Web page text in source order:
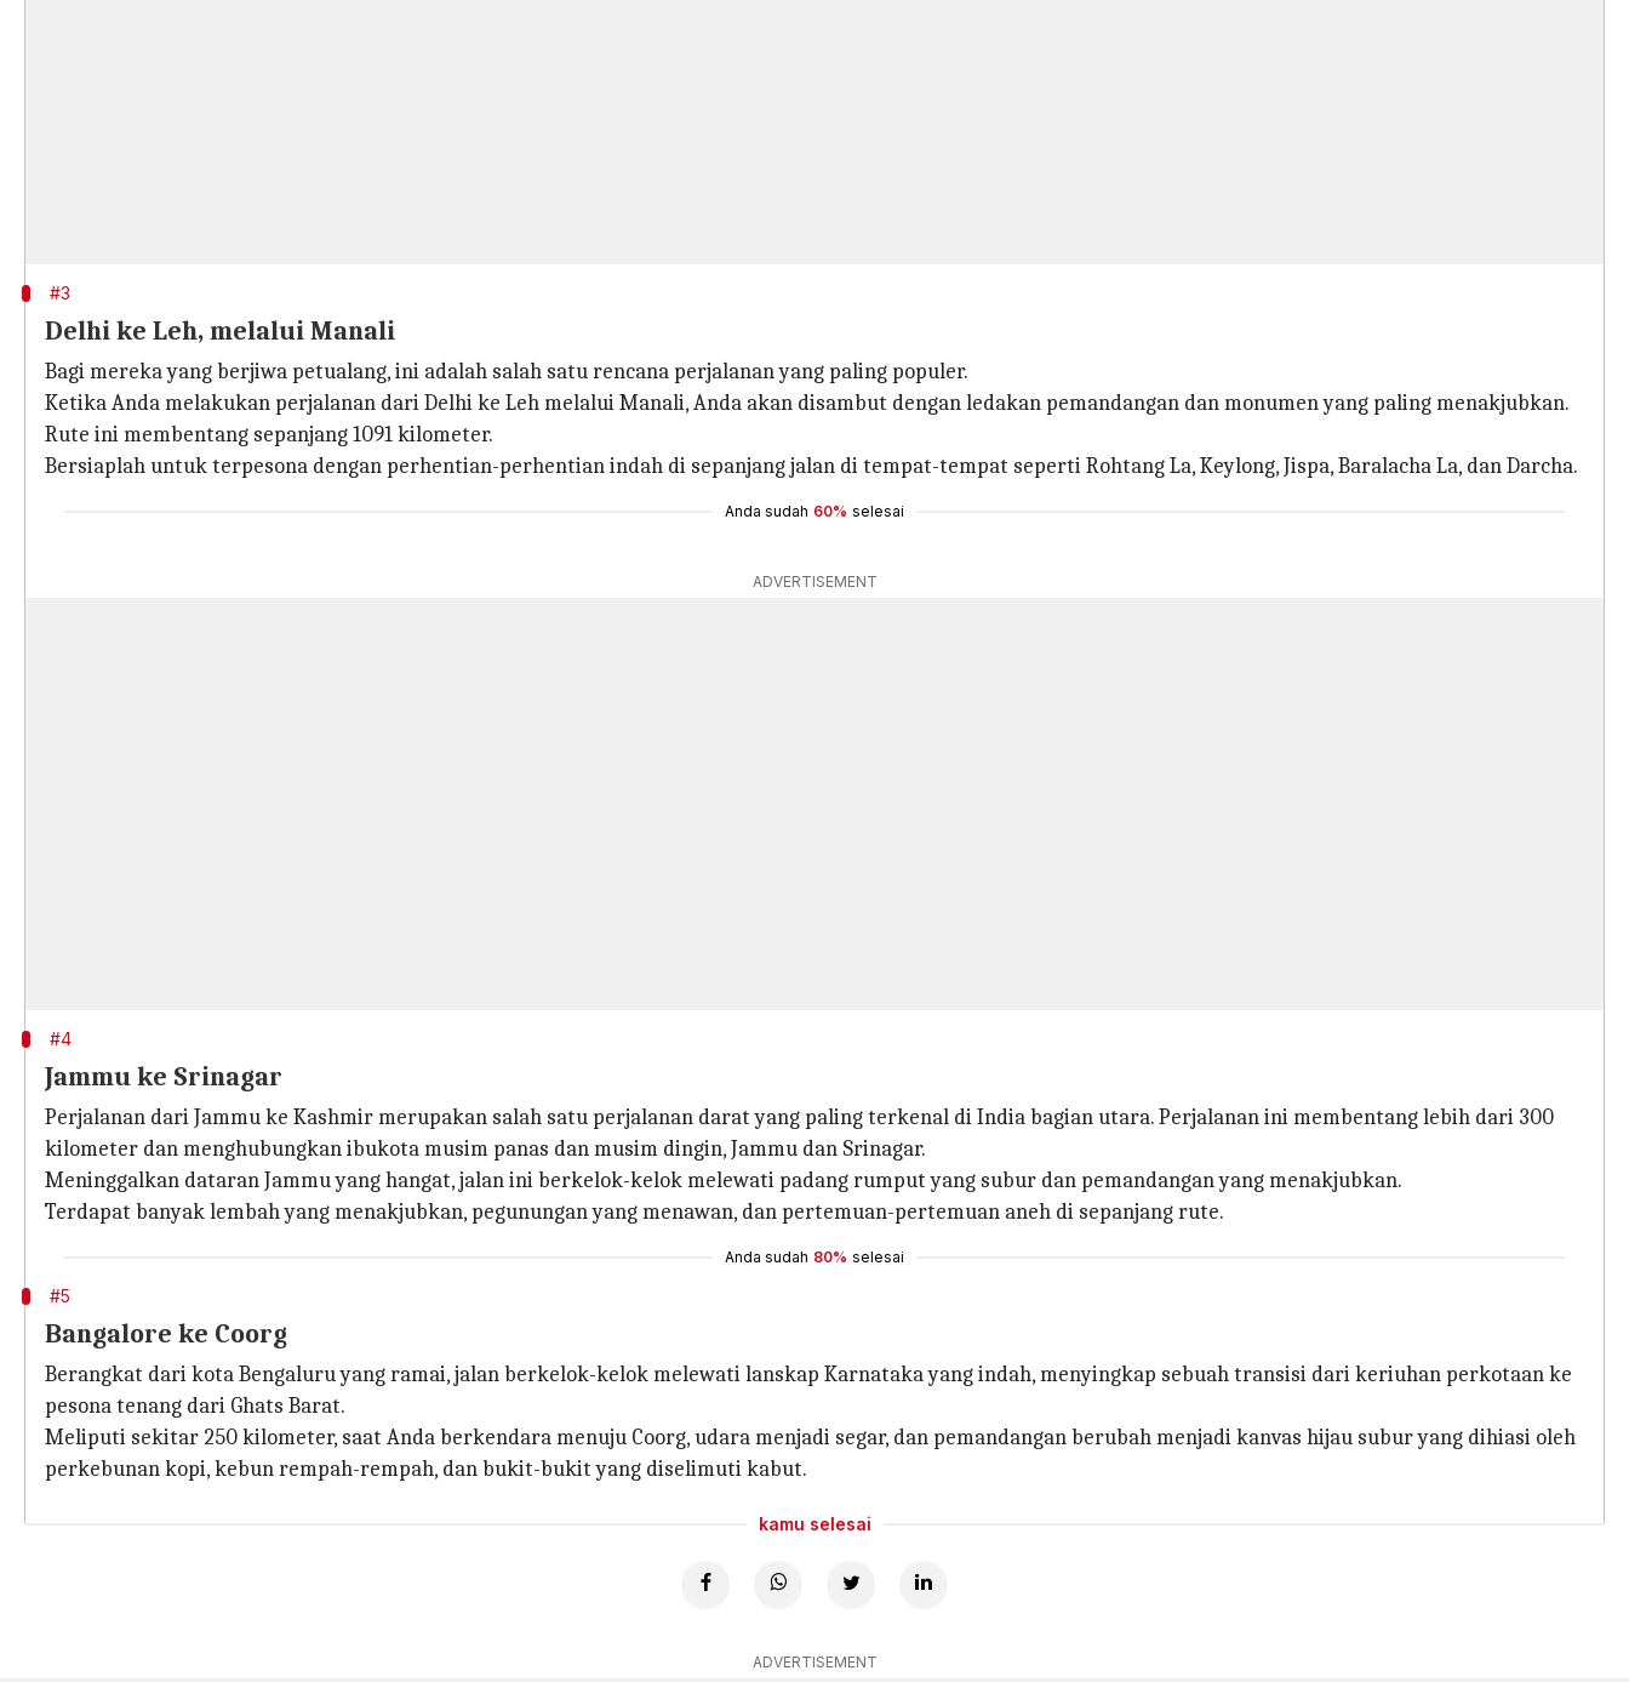
#3
Delhi ke Leh, melalui Manali
Bagi mereka yang berjiwa petualang, ini adalah salah satu rencana perjalanan yang paling populer.
Ketika Anda melakukan perjalanan dari Delhi ke Leh melalui Manali, Anda akan disambut dengan ledakan pemandangan dan monumen yang paling menakjubkan.
Rute ini membentang sepanjang 1091 kilometer.
Bersiaplah untuk terpesona dengan perhentian-perhentian indah di sepanjang jalan di tempat-tempat seperti Rohtang La, Keylong, Jispa, Baralacha La, dan Darcha.
Anda sudah 60% selesai
ADVERTISEMENT
#4
Jammu ke Srinagar
Perjalanan dari Jammu ke Kashmir merupakan salah satu perjalanan darat yang paling terkenal di India bagian utara. Perjalanan ini membentang lebih dari 300
kilometer dan menghubungkan ibukota musim panas dan musim dingin, Jammu dan Srinagar.
Meninggalkan dataran Jammu yang hangat, jalan ini berkelok-kelok melewati padang rumput yang subur dan pemandangan yang menakjubkan.
Terdapat banyak lembah yang menakjubkan, pegunungan yang menawan, dan pertemuan-pertemuan aneh di sepanjang rute.
Anda sudah 80% selesai
#5
Bangalore ke Coorg
Berangkat dari kota Bengaluru yang ramai, jalan berkelok-kelok melewati lanskap Karnataka yang indah, menyingkap sebuah transisi dari keriuhan perkotaan ke
pesona tenang dari Ghats Barat.
Meliputi sekitar 250 kilometer, saat Anda berkendara menuju Coorg, udara menjadi segar, dan pemandangan berubah menjadi kanvas hijau subur yang dihiasi oleh
perkebunan kopi, kebun rempah-rempah, dan bukit-bukit yang diselimuti kabut.
kamu selesai
ADVERTISEMENT